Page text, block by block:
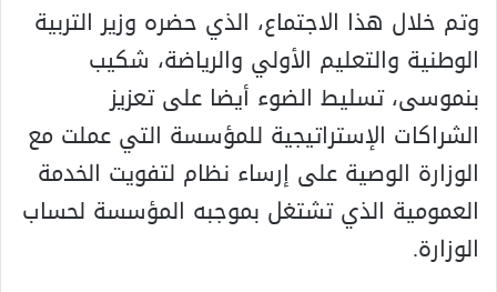
وتم خلال هذا الاجتماع، الذي حضره وزير التربية
الوطنية والتعليم الأولي والرياضة، شكيب
بنموسى، تسليط الضوء أيضا على تعزيز
الشراكات الإستراتيجية للمؤسسة التي عملت مع
الوزارة الوصية على إرساء نظام لتفويت الخدمة
العمومية الذي تشتغل بموجبه المؤسسة لحساب
الوزارة.